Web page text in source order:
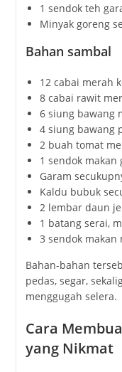
1 sendok teh
Minyak goreng
Bahan sambal
12 cabai merah
8 cabai rawit
6 siung bawang
4 siung bawang
2 buah tomat
1 sendok
Garam
Kaldu bubuk
2 lembar daun
1 batang serai,
3 sendok
Bahan-bahan
pedas, segar,
menggugah selera.
Cara
yang Nikmat